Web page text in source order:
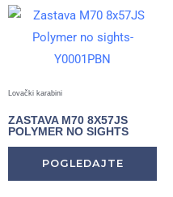
Lovački karabini
ZASTAVA M70 8X57JS
POLYMER NO SIGHTS
POGLEDAJTE